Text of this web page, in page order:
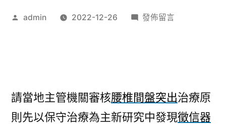
作
admin 2022-12-26
在
薦
請
發佈留言
請當地主管機關審核腰椎間盤突出治療原
則先以保守治療為主新研究中發現徵信器